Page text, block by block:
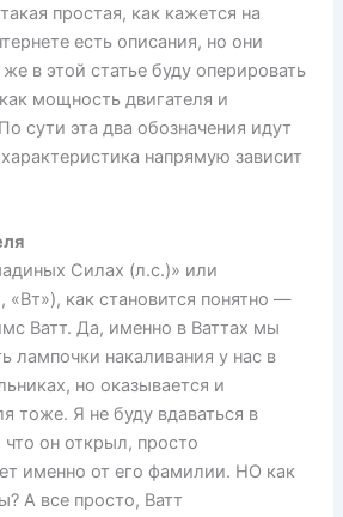
простая, как кажется на
есть описания, но они
в этой статье буду оперировать
мощность двигателя и
сути эта два обозначения идут
напрямую зависит
Силах (л.с.)» или
«Вт»), как становится понятно —
Ватт. Да, именно в Ваттах мы
лампочки накаливания у нас в
но оказывается и
тоже. Я не буду вдаваться в
он открыл, просто
именно от его фамилии. НО как
А все просто, Ватт